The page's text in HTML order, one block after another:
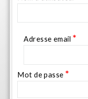
Adresse email *
Mot de passe*